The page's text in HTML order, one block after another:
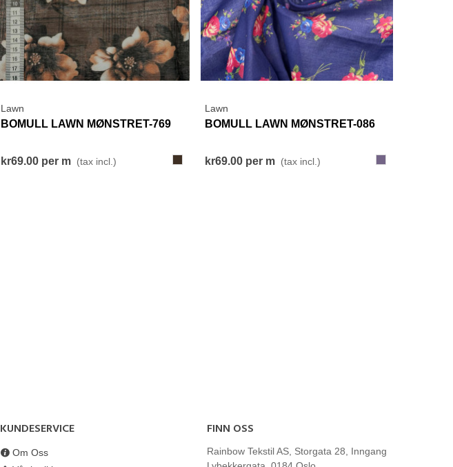
Lawn
BOMULL LAWN MØNSTRET-769
kr69.00 per m (tax incl.)
Lawn
BOMULL LAWN MØNSTRET-086
kr69.00 per m (tax incl.)
KUNDESERVICE
Om Oss
FINN OSS
Rainbow Tekstil AS, Storgata 28, Inngang